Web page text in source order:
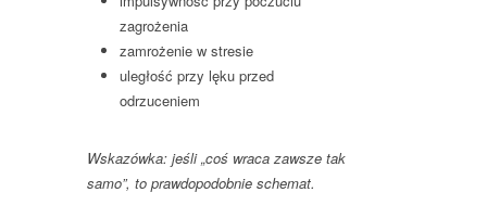
zagrożenia
zamrożenie w stresie
uległość przy lęku przed
odrzuceniem
Wskazówka: jeśli „coś wraca zawsze tak
samo”, to prawdopodobnie schemat.